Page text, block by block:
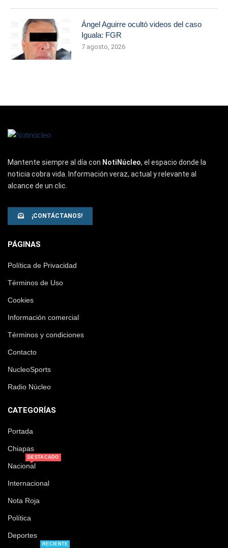
Ángel Aguirre ocultó videos del caso
Iguala: FGR
7 agosto, 2026
Mantente siempre al día con NotiNúcleo, el espacio donde la
noticia cobra vida. Información veraz, actual y relevante al
alcance de un clic.
¡CONTÁCTANOS!
PÁGINAS
Política de Privacidad
Términos de Uso
Cookies
Información comercial
Términos y condiciones
Contacto
NucleoSports
Radio Núcleo
CATEGORÍAS
Portada
Chiapas
Nacional
DESTACADO
Internacional
Nota Roja
Política
Deportes
RECIENTE